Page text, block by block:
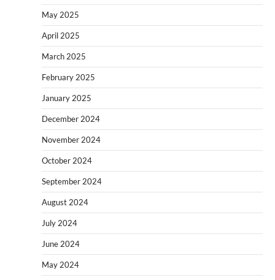
May 2025
April 2025
March 2025
February 2025
January 2025
December 2024
November 2024
October 2024
September 2024
August 2024
July 2024
June 2024
May 2024